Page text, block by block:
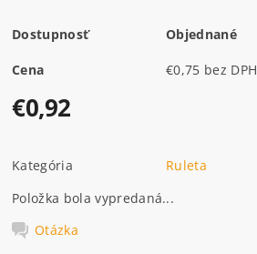
Dostupnosť Objednané
Cena €0,75 bez DPH
€0,92
Kategória
Ruleta
Položka bola vypredaná...
Otázka